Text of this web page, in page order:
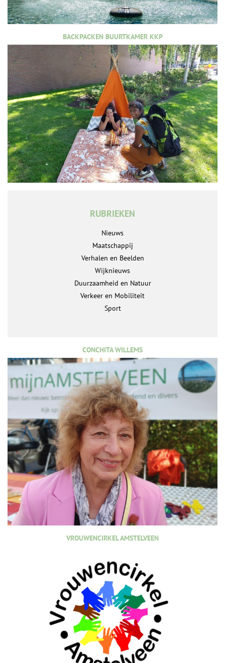
BACKPACKEN BUURTKAMER KKP
RUBRIEKEN
Nieuws
Maatschappij
Verhalen en Beelden
Wijknieuws
Duurzaamheid en Natuur
Verkeer en Mobiliteit
Sport
CONCHITA WILLEMS
VROUWENCIRKEL AMSTELVEEN